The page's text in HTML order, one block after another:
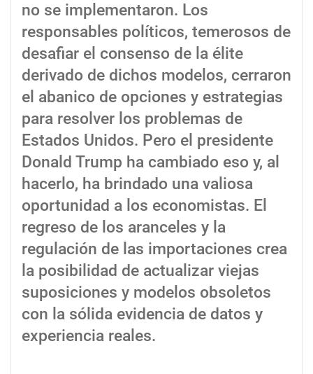
no se implementaron. Los
responsables políticos, temerosos de
desafiar el consenso de la élite
derivado de dichos modelos, cerraron
el abanico de opciones y estrategias
para resolver los problemas de
Estados Unidos. Pero el presidente
Donald Trump ha cambiado eso y, al
hacerlo, ha brindado una valiosa
oportunidad a los economistas. El
regreso de los aranceles y la
regulación de las importaciones crea
la posibilidad de actualizar viejas
suposiciones y modelos obsoletos
con la sólida evidencia de datos y
experiencia reales.